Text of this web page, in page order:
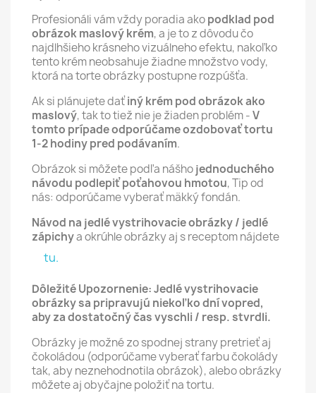
Profesionáli vám vždy poradia akopodklad pod
obrázok maslový krém, a je to z dôvodu čo
najdlhšieho krásneho vizuálneho efektu, nakoľko
tento krém neobsahuje žiadne množstvo vody,
ktorá na torte obrázky postupne rozpúšťa.
Ak si plánujete daťiný krém pod obrázok ako
maslový, tak to tiež nie je žiaden problém -V
tomto prípade odporúčame ozdobovať tortu
1-2 hodiny pred podávaním.
Obrázok si môžete podľa nášhojednoduchého
návodu podlepiť poťahovou hmotou, Tip od
nás: odporúčame vyberať mäkký fondán.
Návod na jedlé vystrihovacie obrázky / jedlé
zápichya okrúhle obrázky aj s receptom nájdete
tu.
Dôležité Upozornenie: Jedlé vystrihovacie
obrázky sa pripravujú niekoľko dní vopred,
aby za dostatočný čas vyschli / resp. stvrdli.
Obrázky je možné zo spodnej strany pretrieť aj
čokoládou (odporúčame vyberať farbu čokolády
tak, aby neznehodnotila obrázok), alebo obrázky
môžete aj obyčajne položiť na tortu.